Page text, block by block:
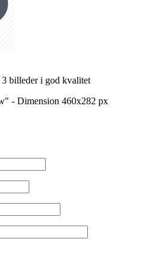
billeder i god kvalitet
- Dimension 460x282 px